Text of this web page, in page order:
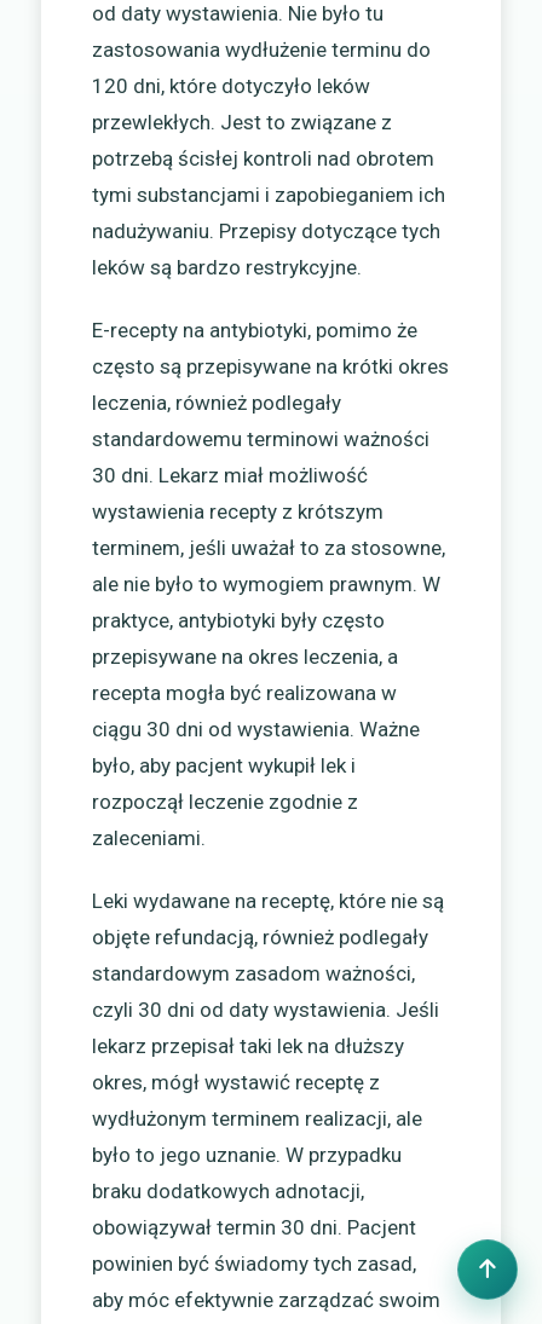
od daty wystawienia. Nie było tu
zastosowania wydłużenie terminu do
120 dni, które dotyczyło leków
przewlekłych. Jest to związane z
potrzebą ścisłej kontroli nad obrotem
tymi substancjami i zapobieganiem ich
nadużywaniu. Przepisy dotyczące tych
leków są bardzo restrykcyjne.
E-recepty na antybiotyki, pomimo że
często są przepisywane na krótki okres
leczenia, również podlegały
standardowemu terminowi ważności
30 dni. Lekarz miał możliwość
wystawienia recepty z krótszym
terminem, jeśli uważał to za stosowne,
ale nie było to wymogiem prawnym. W
praktyce, antybiotyki były często
przepisywane na okres leczenia, a
recepta mogła być realizowana w
ciągu 30 dni od wystawienia. Ważne
było, aby pacjent wykupił lek i
rozpoczął leczenie zgodnie z
zaleceniami.
Leki wydawane na receptę, które nie są
objęte refundacją, również podlegały
standardowym zasadom ważności,
czyli 30 dni od daty wystawienia. Jeśli
lekarz przepisał taki lek na dłuższy
okres, mógł wystawić receptę z
wydłużonym terminem realizacji, ale
było to jego uznanie. W przypadku
braku dodatkowych adnotacji,
obowiązywał termin 30 dni. Pacjent
powinien być świadomy tych zasad,
aby móc efektywnie zarządzać swoim